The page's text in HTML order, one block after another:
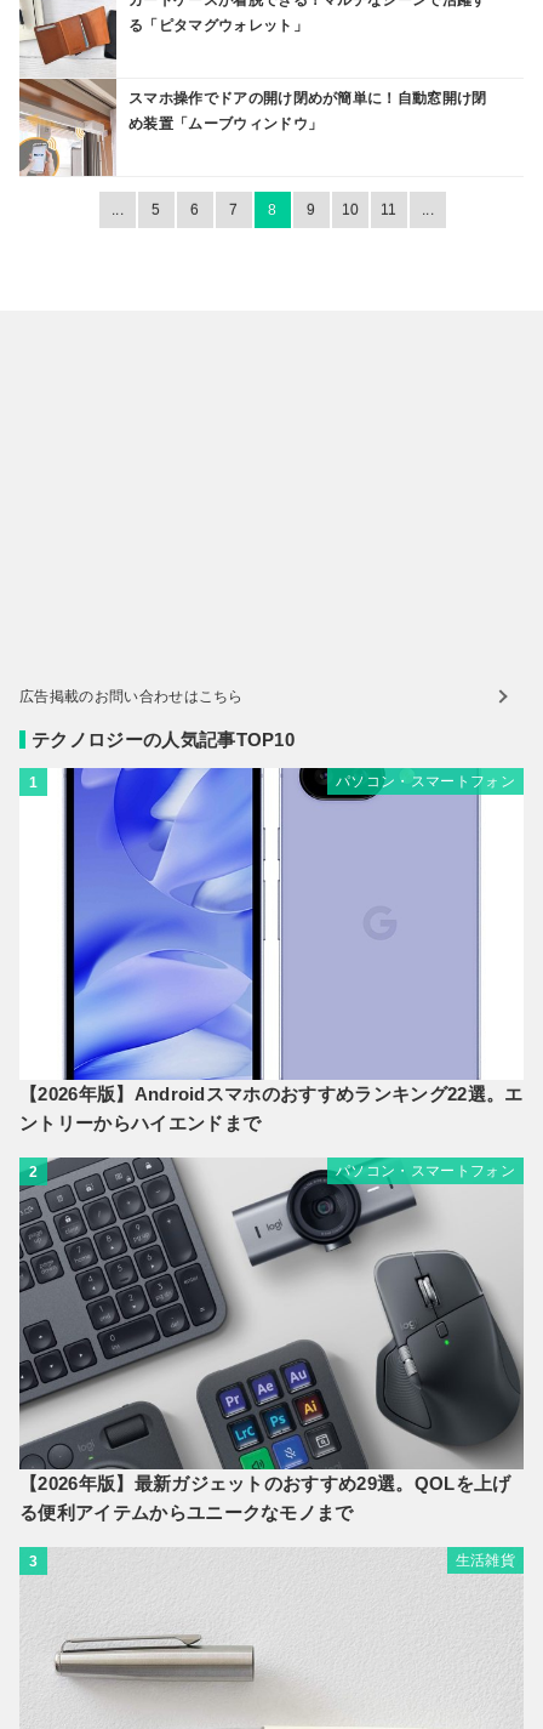
る「ピタマグウォレット」
スマホ操作でドアの開け閉めが簡単に！自動窓開け閉
め装置「ムーブウィンドウ」
... 5 6 7 8 9 10 11 ...
広告掲載のお問い合わせはこちら
テクノロジーの人気記事TOP10
1 パソコン・スマートフォン
【2026年版】Androidスマホのおすすめランキング22選。エ
ントリーからハイエンドまで
2 パソコン・スマートフォン
【2026年版】最新ガジェットのおすすめ29選。QOLを上げ
る便利アイテムからユニークなモノまで
3 生活雑貨